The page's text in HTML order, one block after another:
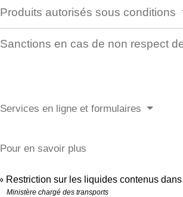
Produits autorisés sous conditions
Sanctions en cas de non respect
Services en ligne et formulaires
Pour en savoir plus
Restriction sur les liquides contenus
Ministère chargé des transports